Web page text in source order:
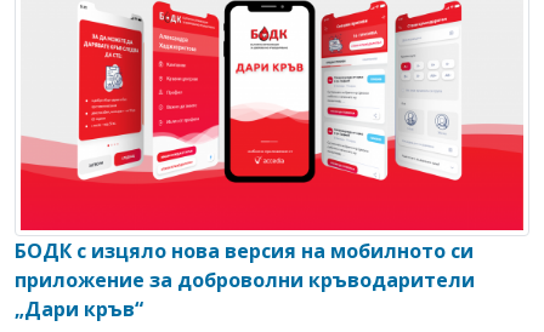
БОДК с изцяло нова версия на мобилното си
приложение за доброволни кръводарители
„Дари кръв“